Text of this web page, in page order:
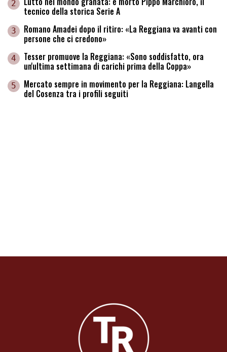
2
tecnico della storica Serie A
3 Romano Amadei dopo il ritiro: «La Reggiana va avanti con
persone che ci credono»
4 Tesser promuove la Reggiana: «Sono soddisfatto, ora
un'ultima settimana di carichi prima della Coppa»
5 Mercato sempre in movimento per la Reggiana: Langella
del Cosenza tra i profili seguiti